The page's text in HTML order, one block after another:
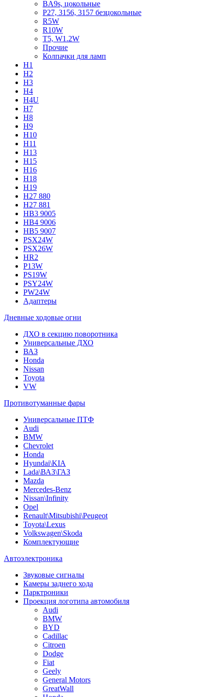
BA9s, цокольные
P27, 3156, 3157 безцокольные
R5W
R10W
T5, W1.2W
Прочие
Колпачки для ламп
H1
H2
H3
H4
H4U
H7
H8
H9
H10
H11
H13
H15
H16
H18
H19
H27 880
H27 881
HB3 9005
HB4 9006
HB5 9007
PSX24W
PSX26W
HR2
P13W
PS19W
PSY24W
PW24W
Адаптеры
Дневные ходовые огни
ДХО в секцию поворотника
Универсальные ДХО
ВАЗ
Honda
Nissan
Toyota
VW
Противотуманные фары
Универсальные ПТФ
Audi
BMW
Chevrolet
Honda
Hyundai\KIA
Lada\ВАЗ\ГАЗ
Mazda
Mercedes-Benz
Nissan\Infinity
Opel
Renault\Mitsubishi\Peugeot
Toyota\Lexus
Volkswagen\Skoda
Комплектующие
Автоэлектроника
Звуковые сигналы
Камеры заднего хода
Парктроники
Проекция логотипа автомобиля
Audi
BMW
BYD
Cadillac
Citroen
Dodge
Fiat
Geely
General Motors
GreatWall